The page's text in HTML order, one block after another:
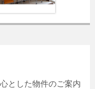
とした物件のご案内